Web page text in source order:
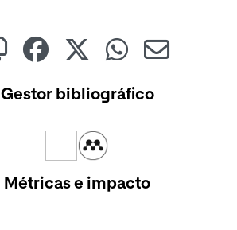
Gestor bibliográfico
Métricas e impacto